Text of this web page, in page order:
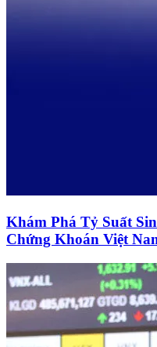
Khám Phá Tỷ Suất
Chứng Khoán Việt